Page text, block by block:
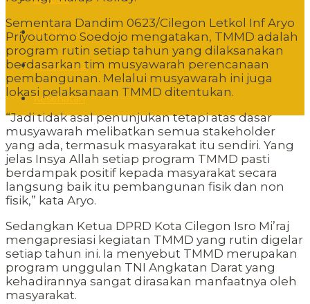
Lingkungan
Sudut Kota
Kesehatan
Sementara Dandim 0623/Cilegon Letkol Inf Aryo
Priyoutomo Soedojo mengatakan, TMMD adalah
program rutin setiap tahun yang dilaksanakan
berdasarkan tim musyawarah perencanaan
pembangunan. Melalui musyawarah ini juga
lokasi pelaksanaan TMMD ditentukan.
“Jadi tidak asal penunjukan tetapi atas dasar
musyawarah melibatkan semua stakeholder
yang ada, termasuk masyarakat itu sendiri. Yang
jelas Insya Allah setiap program TMMD pasti
berdampak positif kepada masyarakat secara
langsung baik itu pembangunan fisik dan non
fisik,” kata Aryo.
Sedangkan Ketua DPRD Kota Cilegon Isro Mi’raj
mengapresiasi kegiatan TMMD yang rutin digelar
setiap tahun ini. Ia menyebut TMMD merupakan
program unggulan TNI Angkatan Darat yang
kehadirannya sangat dirasakan manfaatnya oleh
masyarakat.